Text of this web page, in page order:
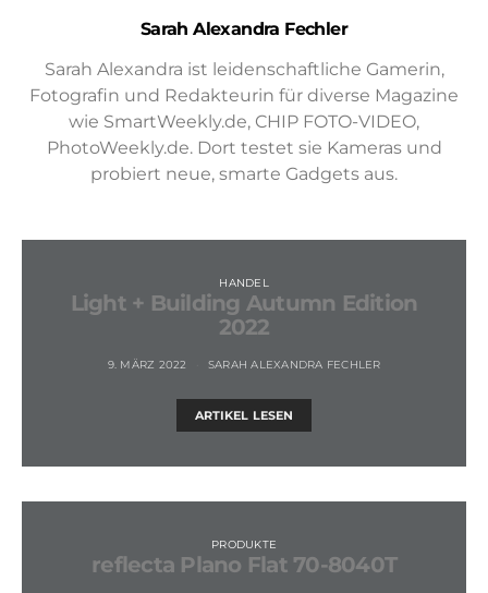
Sarah Alexandra Fechler
Sarah Alexandra ist leidenschaftliche Gamerin,
Fotografin und Redakteurin für diverse Magazine
wie SmartWeekly.de, CHIP FOTO-VIDEO,
PhotoWeekly.de. Dort testet sie Kameras und
probiert neue, smarte Gadgets aus.
HANDEL
Light + Building Autumn Edition
2022
9. MÄRZ 2022 SARAH ALEXANDRA FECHLER
ARTIKEL LESEN
PRODUKTE
reflecta Plano Flat 70-8040T